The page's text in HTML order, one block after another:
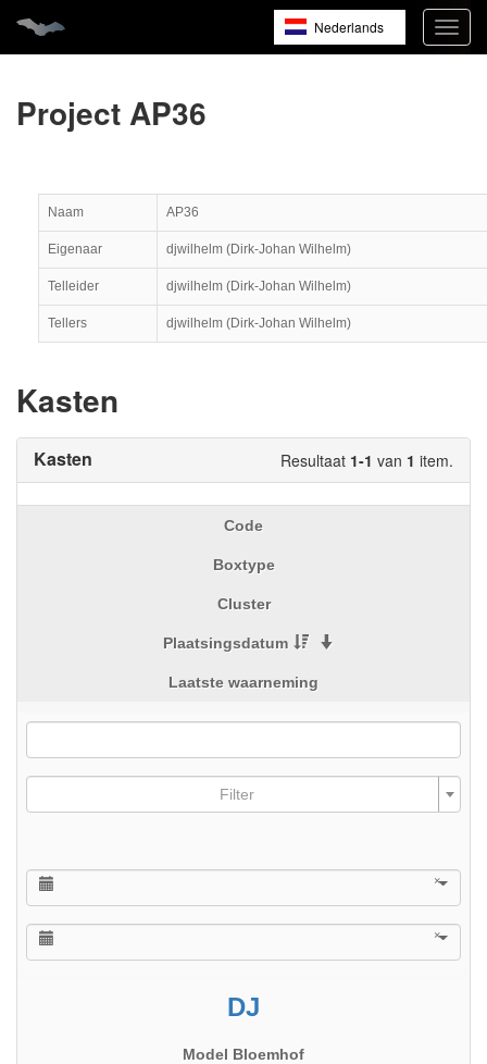
Nederlands
Project AP36
Naam AP36
Eigenaar djwilhelm (Dirk-Johan Wilhelm)
Telleider djwilhelm (Dirk-Johan Wilhelm)
Tellers djwilhelm (Dirk-Johan Wilhelm)
Kasten
Resultaat 1-1 van 1 item.
Kasten
Code
Boxtype
Cluster
Plaatsingsdatum
Laatste waarneming
Filter
×
×
DJ
Model Bloemhof